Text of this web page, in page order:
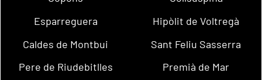
Esparreguera
Hipòlit de Voltregà
Caldes de Montbui
Sant Feliu Sasserra
Pere de Riudebitlles
Premià de Mar